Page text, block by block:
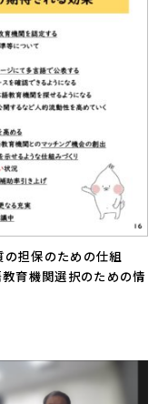
担保のための仕組
育機関選択のための情